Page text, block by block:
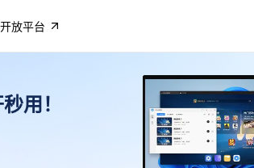
开放平台
用！